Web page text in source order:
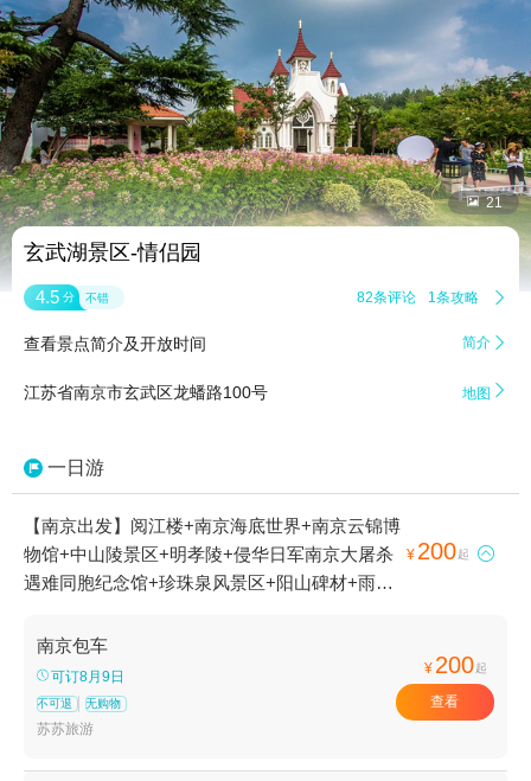
 21
玄武湖景区-情侣园
4.5 分 不错 82条评论 1条攻略 
查看景点简介及开放时间 简介 
江苏省南京市玄武区龙蟠路100号 地图 
一日游
【南京出发】阅江楼+南京海底世界+南京云锦博
物馆+中山陵景区+明孝陵+侵华日军南京大屠杀
遇难同胞纪念馆+珍珠泉风景区+阳山碑材+雨花
+南京总统府+鸡鸣寺+南京长江大桥+夫子庙+音
乐台+高淳老街+莫愁湖景区+金牛湖风景区+南
京博物院+南京中山植物园+南京台城+南京城墙
+灵谷景区+玄武湖公园-情侣园+南京石头城+雨
¥ 200起 
南京包车
可订8月9日
不可退 无购物
苏苏旅游
¥ 200起
查看
